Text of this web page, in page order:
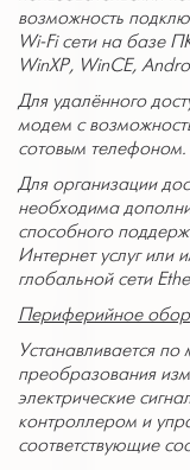
возможность
Wi-Fiсети на базе
WinXP, WinCE,
Для удалённого
модем с
сотовым телефоном.
Для организации
необходима
способного
Интернет услуг
глобальной сети
Периферийное
Устанавливается
преобразования
электрические
контроллером и
соответствующие